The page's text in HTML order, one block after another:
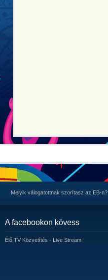
Melyik válogatottnak szorítasz az EB-n?
A facebookon kövess
Élő TV Közvetítés - Live Stream